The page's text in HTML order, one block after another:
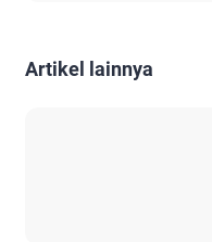
Artikel lainnya